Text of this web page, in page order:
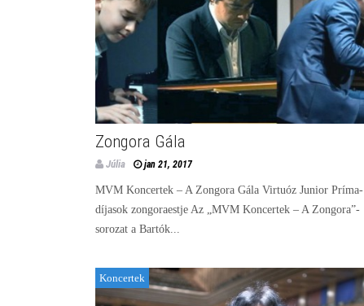
Zongora Gála
Júlia jan 21, 2017
MVM Koncertek – A Zongora Gála Virtuóz Junior Príma-
díjasok zongoraestje Az „MVM Koncertek – A Zongora”-
sorozat a Bartók...
Koncertek